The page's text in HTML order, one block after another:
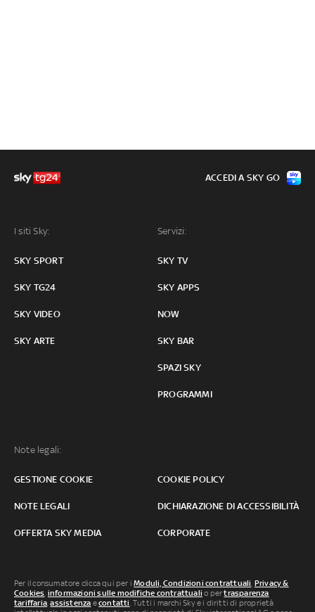
I siti Sky:
SKY SPORT
SKY TG24
SKY VIDEO
SKY ARTE
Servizi:
SKY TV
SKY APPS
NOW
SKY BAR
SPAZI SKY
PROGRAMMI
Note legali:
GESTIONE COOKIE COOKIE POLICY
NOTE LEGALI DICHIARAZIONE DI ACCESSIBILITÀ
OFFERTA SKY MEDIA CORPORATE
ACCEDI A SKY GO
Per il consumatore clicca qui per iModuli, Condizioni contrattuali, Privacy &
Cookies, informazioni sulle modifiche contrattuali o pertrasparenza
tariffaria,assistenza econtatti. Tutti i marchi Sky e i diritti di proprietà